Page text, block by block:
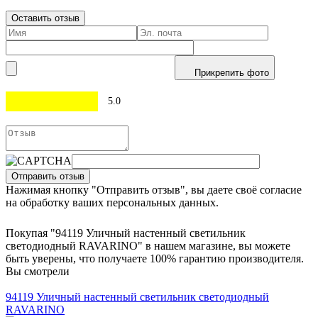
Оставить отзыв
Прикрепить фото
5.0
Отправить отзыв
Нажимая кнопку "Отправить отзыв", вы даете своё согласие
на обработку ваших персональных данных.
Покупая "94119 Уличный настенный светильник
светодиодный RAVARINO" в нашем магазине, вы можете
быть уверены, что получаете 100% гарантию производителя.
Вы смотрели
94119 Уличный настенный светильник светодиодный
RAVARINO